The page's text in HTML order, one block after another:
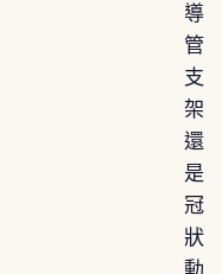
導
管
支
架
還
是
冠
狀